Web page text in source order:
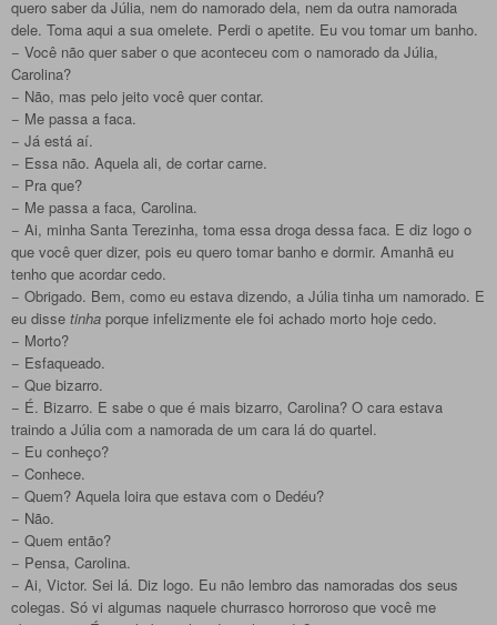
quero saber da Júlia, nem do namorado dela, nem da outra namorada
dele. Toma aqui a sua omelete. Perdi o apetite. Eu vou tomar um banho.
− Você não quer saber o que aconteceu com o namorado da Júlia,
Carolina?
− Não, mas pelo jeito você quer contar.
− Me passa a faca.
− Já está aí.
− Essa não. Aquela ali, de cortar carne.
− Pra que?
− Me passa a faca, Carolina.
− Ai, minha Santa Terezinha, toma essa droga dessa faca. E diz logo o
que você quer dizer, pois eu quero tomar banho e dormir. Amanhã eu
tenho que acordar cedo.
− Obrigado. Bem, como eu estava dizendo, a Júlia tinha um namorado. E
eu disse tinha porque infelizmente ele foi achado morto hoje cedo.
− Morto?
− Esfaqueado.
− Que bizarro.
− É. Bizarro. E sabe o que é mais bizarro, Carolina? O cara estava
traindo a Júlia com a namorada de um cara lá do quartel.
− Eu conheço?
− Conhece.
− Quem? Aquela loira que estava com o Dedéu?
− Não.
− Quem então?
− Pensa, Carolina.
− Ai, Victor. Sei lá. Diz logo. Eu não lembro das namoradas dos seus
colegas. Só vi algumas naquele churrasco horroroso que você me